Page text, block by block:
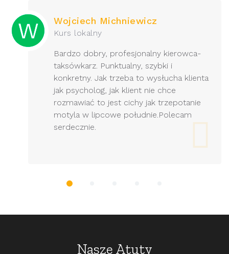
Wojciech Michniewicz
Kurs lokalny
Bardzo dobry, profesjonalny kierowca-
taksówkarz. Punktualny, szybki i
konkretny. Jak trzeba to wysłucha klienta
jak psycholog, jak klient nie chce
rozmawiać to jest cichy jak trzepotanie
motyla w lipcowe południe.Polecam
serdecznie.
Nasze Atuty